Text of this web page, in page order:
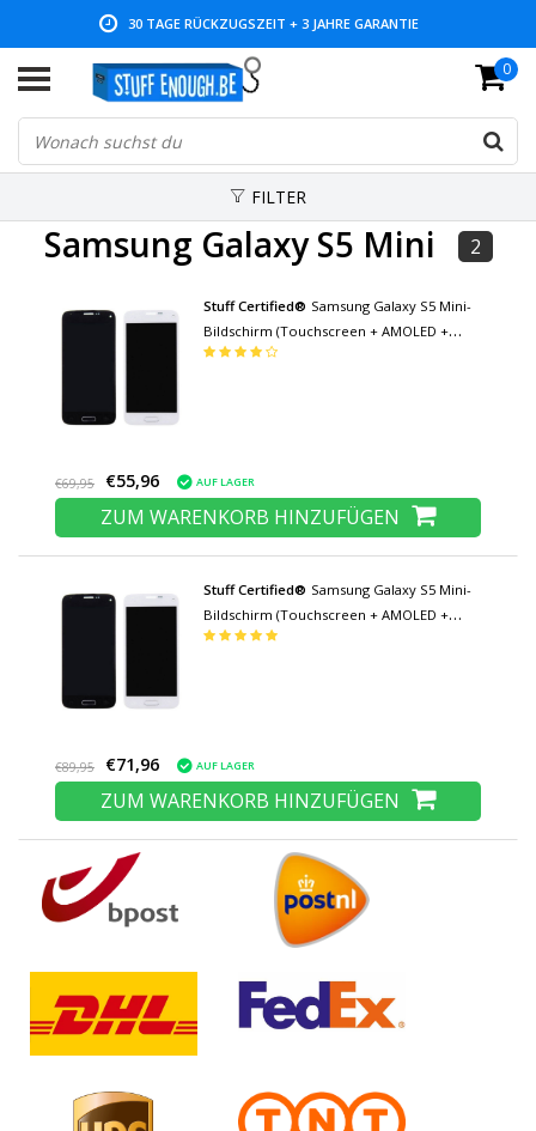
30 TAGE RÜCKZUGSZEIT + 3 JAHRE GARANTIE
NIEDRIGE PREISE UND GROSSE AUSWAHL 0
FILTER
Samsung Galaxy S5 Mini 2
Stuff Certified® Samsung Galaxy S5 Mini-
Bildschirm (Touchscreen + AMOLED +
Teile) A + Qualität - Blau / Weiß
€69,95 €55,96 AUF LAGER
ZUM WARENKORB HINZUFÜGEN
Stuff Certified® Samsung Galaxy S5 Mini-
Bildschirm (Touchscreen + AMOLED +
Teile) AAA + Qualität - Blau / Weiß
€89,95 €71,96 AUF LAGER
ZUM WARENKORB HINZUFÜGEN